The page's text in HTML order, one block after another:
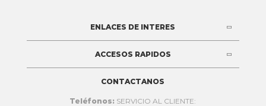
ENLACES DE INTERES
ACCESOS RAPIDOS
CONTACTANOS
Teléfonos: SERVICIO AL CLIENTE: